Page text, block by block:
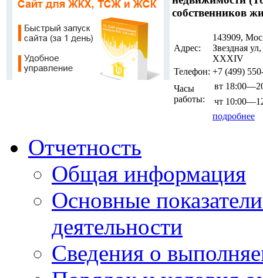
собственников
Адрес:
143909,
Звездная
ХХХIV
Телефон: +7 (499)
Часы
работы:
вт
чт
подробнее
Отчетность
Общая информация
Основные
деятельности
Сведения о